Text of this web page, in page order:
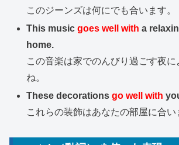
このジーンズは何にでも合います。
This music goes well with a
home.
この音楽は家でのんびり過ごす夜に
ね。
These decorationsgo well with
これらの装飾はあなたの部屋に合い